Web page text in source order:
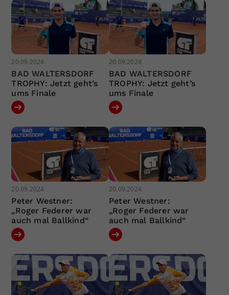
20.09.2024
BAD WALTERSDORF
TROPHY: Jetzt geht’s
ums Finale
20.09.2024
BAD WALTERSDORF
TROPHY: Jetzt geht’s
ums Finale
20.09.2024
Peter Westner:
„Roger Federer war
auch mal Ballkind“
20.09.2024
Peter Westner:
„Roger Federer war
auch mal Ballkind“